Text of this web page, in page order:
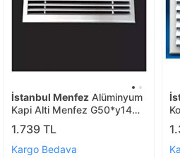
İstanbul Menfez Alüminyum
Kapi Alti Menfez G50*y14
Eloks
1.739 TL
Kargo Bedava